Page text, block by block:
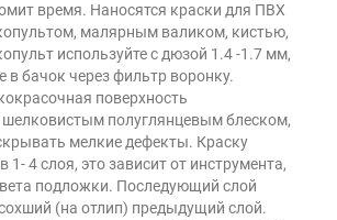
время. Наносятся краски для ПВХ
малярным валиком, кистью,
используйте с дюзой 1.4 -1.7 мм,
в бачок через фильтр воронку.
поверхность
шелковистым полуглянцевым блеском,
мелкие дефекты. Краску
1- 4 слоя, это зависит от инструмента,
подложки. Последующий слой
(на отлип) предыдущий слой.